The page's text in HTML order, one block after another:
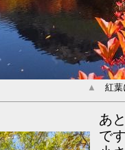
紅葉
あ
で